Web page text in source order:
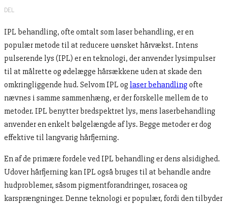
DEL
IPL behandling, ofte omtalt som laser behandling, er en
populær metode til at reducere uønsket hårvækst. Intens
pulserende lys (IPL) er en teknologi, der anvender lysimpulser
til at målrette og ødelægge hårsækkene uden at skade den
omkringliggende hud. Selvom IPL og laser behandlingofte
nævnes i samme sammenhæng, er der forskelle mellem de to
metoder. IPL benytter bredspektret lys, mens laserbehandling
anvender en enkelt bølgelængde af lys. Begge metoder er dog
effektive til langvarig hårfjerning.
En af de primære fordele ved IPL behandling er dens alsidighed.
Udover hårfjerning kan IPL også bruges til at behandle andre
hudproblemer, såsom pigmentforandringer, rosacea og
karsprængninger. Denne teknologi er populær, fordi den tilbyder